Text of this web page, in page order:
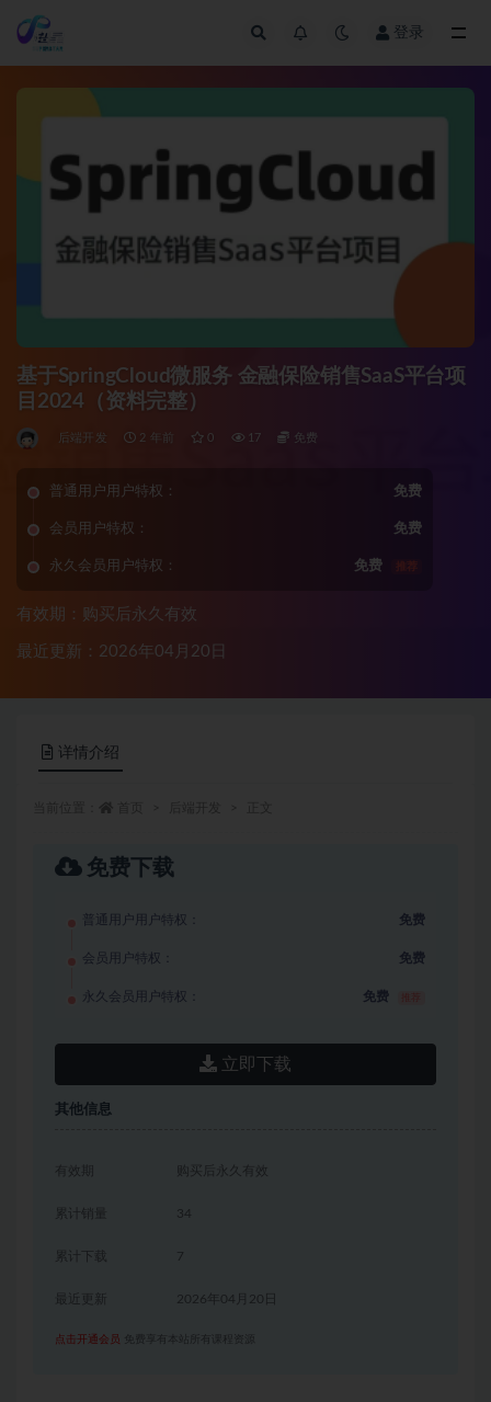
登录
基于SpringCloud微服务 金融保险销售SaaS平台项
目2024（资料完整）
后端开发 2 年前 0 17 免费
普通用户用户特权： 免费
会员用户特权： 免费
永久会员用户特权： 免费 推荐
有效期：购买后永久有效
最近更新：2026年04月20日
详情介绍
免费下载
普通用户用户特权： 免费
会员用户特权： 免费
永久会员用户特权： 免费
立即下载
其他信息
有效期 购买后永久有效
累计销量 34
累计下载 7
2026年04月20日
点击开通会员 免费享有本站所有课程资源